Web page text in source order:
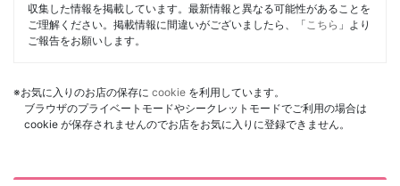
収集した情報を掲載しています。最新情報と異なる可能性があることを
ご理解ください。掲載情報に間違いがございましたら、「 こちら 」より
ご報告をお願いします。
※お気に入りのお店の保存に cookie を利用しています。
ブラウザのプライベートモードやシークレットモードでご利用の場合は
cookie が保存されませんのでお店をお気に入りに登録できません。